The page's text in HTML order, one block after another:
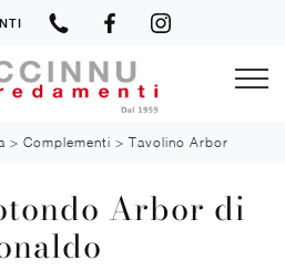
> Complementi > Tavolino Arbor
Arbor di